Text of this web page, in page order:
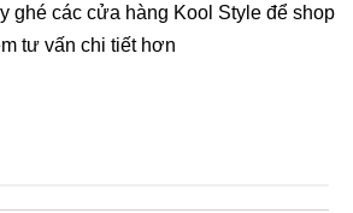
ghé các cửa hàng Kool Style để shop
tư vấn chi tiết hơn